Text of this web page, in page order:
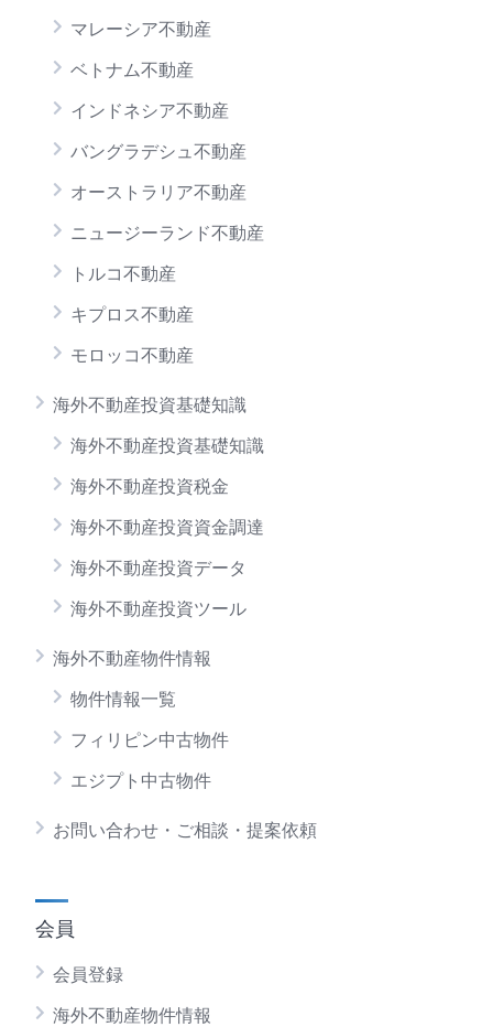
マレーシア不動産
ベトナム不動産
インドネシア不動産
バングラデシュ不動産
オーストラリア不動産
ニュージーランド不動産
トルコ不動産
キプロス不動産
モロッコ不動産
海外不動産投資基礎知識
海外不動産投資基礎知識
海外不動産投資税金
海外不動産投資資金調達
海外不動産投資データ
海外不動産投資ツール
海外不動産物件情報
物件情報一覧
フィリピン中古物件
エジプト中古物件
お問い合わせ・ご相談・提案依頼
会員
会員登録
海外不動産物件情報